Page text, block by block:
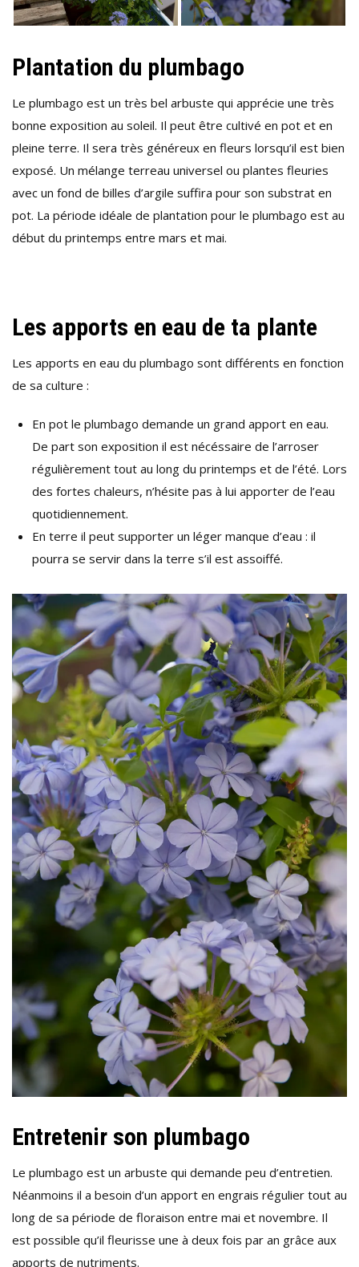
Plantation du plumbago
Le plumbago est un très bel arbuste qui apprécie une très
bonne exposition au soleil. Il peut être cultivé en pot et en
pleine terre. Il sera très généreux en fleurs lorsqu’il est bien
exposé. Un mélange terreau universel ou plantes fleuries
avec un fond de billes d’argile suffira pour son substrat en
pot. La période idéale de plantation pour le plumbago est au
début du printemps entre mars et mai.
Les apports en eau de ta plante
Les apports en eau du plumbago sont différents en fonction
de sa culture :
En pot le plumbago demande un grand apport en eau.
De part son exposition il est nécéssaire de l’arroser
régulièrement tout au long du printemps et de l’été. Lors
des fortes chaleurs, n’hésite pas à lui apporter de l’eau
quotidiennement.
En terre il peut supporter un léger manque d’eau : il
pourra se servir dans la terre s’il est assoiffé.
Entretenir son plumbago
Le plumbago est un arbuste qui demande peu d’entretien.
Néanmoins il a besoin d’un apport en engrais régulier tout au
long de sa période de floraison entre mai et novembre. Il
est possible qu’il fleurisse une à deux fois par an grâce aux
apports de nutriments.